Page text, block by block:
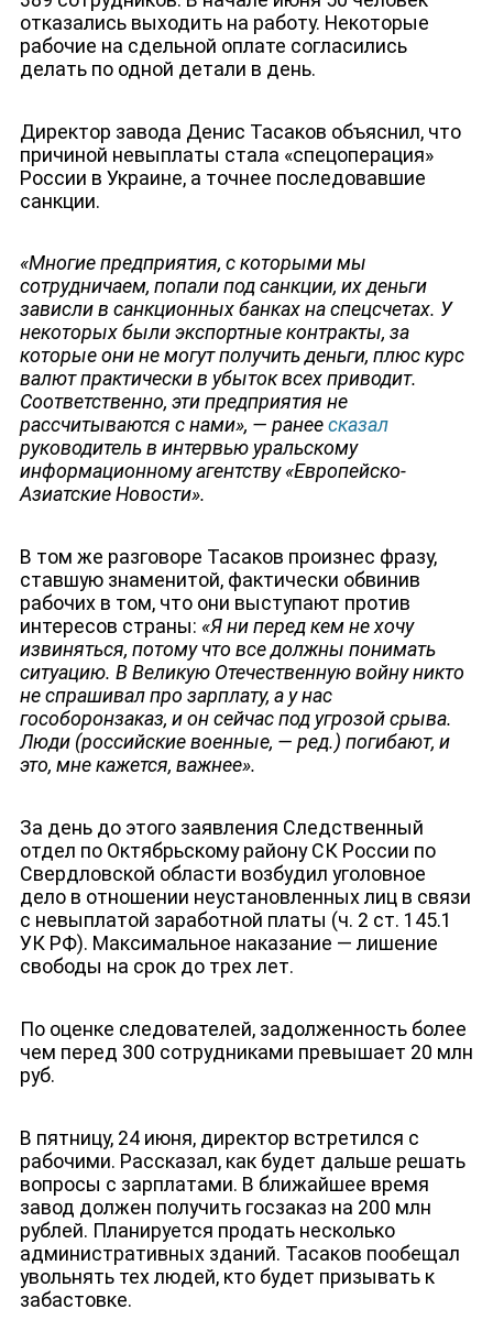
ДЕПУТАТЫ К СЪЕЗДУ
отказались выходить на работу. Некоторые
рабочие на сдельной оплате согласились
делать по одной детали в день.
Директор завода Денис Тасаков объяснил, что
причиной невыплаты стала «спецоперация»
России в Украине, а точнее последовавшие
санкции.
«Многие предприятия, с которыми мы
сотрудничаем, попали под санкции, их деньги
зависли в санкционных банках на спецсчетах. У
некоторых были экспортные контракты, за
которые они не могут получить деньги, плюс курс
валют практически в убыток всех приводит.
Соответственно, эти предприятия не
рассчитываются с нами», — ранеесказал
руководитель в интервью уральскому
информационному агентству «Европейско-
Азиатские Новости».
В том же разговоре Тасаков произнес фразу,
ставшую знаменитой, фактически обвинив
рабочих в том, что они выступают против
интересов страны: «Я ни перед кем не хочу
извиняться, потому что все должны понимать
ситуацию. В Великую Отечественную войну никто
не спрашивал про зарплату, а у нас
гособоронзаказ, и он сейчас под угрозой срыва.
Люди (российские военные, — ред.) погибают, и
это, мне кажется, важнее».
За день до этого заявления Следственный
отдел по Октябрьскому району СК России по
Свердловской области возбудил уголовное
дело в отношении неустановленных лиц в связи
с невыплатой заработной платы (ч. 2 ст. 145.1
УК РФ). Максимальное наказание — лишение
свободы на срок до трех лет.
По оценке следователей, задолженность более
чем перед 300 сотрудниками превышает 20 млн
руб.
В пятницу, 24 июня, директор встретился с
рабочими. Рассказал, как будет дальше решать
вопросы с зарплатами. В ближайшее время
завод должен получить госзаказ на 200 млн
рублей. Планируется продать несколько
административных зданий. Тасаков пообещал
увольнять тех людей, кто будет призывать к
забастовке.